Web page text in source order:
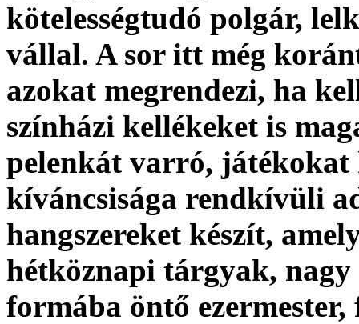
kötelességtudó polgár,
vállal. A sor itt még
azokat megrendezi, ha
színházi kellékeket is
pelenkát varró, játékokat
kíváncsisága rendkívüli
hangszereket készít,
hétköznapi tárgyak,
formába öntő